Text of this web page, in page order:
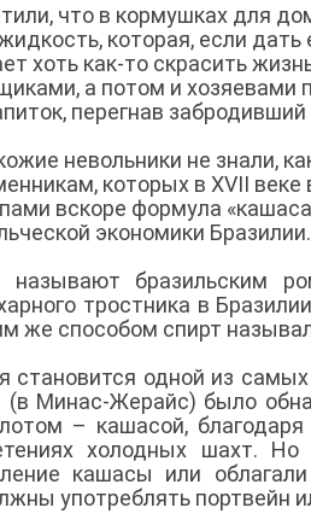
что в кормушках для
которая, если
хоть как-то скрасить
а потом и хозяевами
перегнав
невольники не знали,
которых в XVII
вскоре формула
экономики Бразилии.
бразильским
тростника в
же способом спирт
становится одной из
(в Минас-Жерайс) было
– кашасой,
холодных шахт. Но
кашасы или
употреблять портвейн